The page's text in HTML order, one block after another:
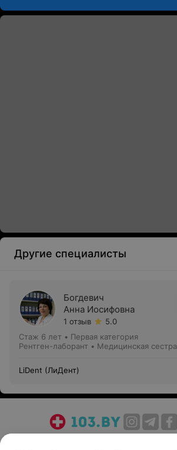
Другие специалисты
Богдевич
Анна Иосифовна
1 отзыв
5.0
Стаж 6 лет • Первая категория
Рентген-лаборант • Медицинская сестра
LiDent (ЛиДент)